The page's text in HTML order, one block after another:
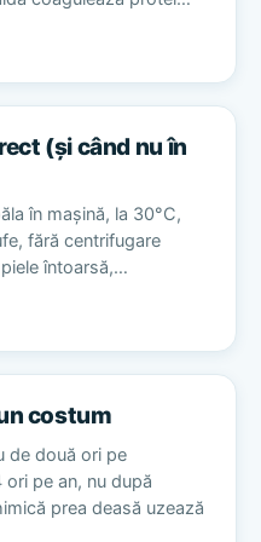
(și când nu în
în mașină, la 30°C,
fără centrifugare
întoarsă,…
costum
de două ori pe
pe an, nu după
prea deasă uzează